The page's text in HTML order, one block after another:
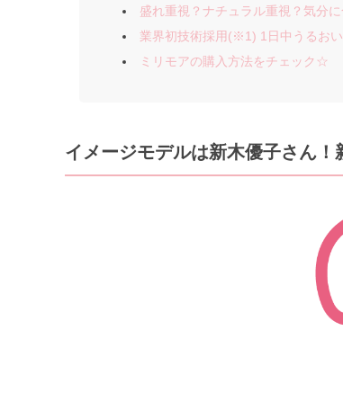
盛れ重視？ナチュラル重視？気分
業界初技術採用(※1) 1日中うるお
ミリモアの購入方法をチェック☆
イメージモデルは新木優子さん